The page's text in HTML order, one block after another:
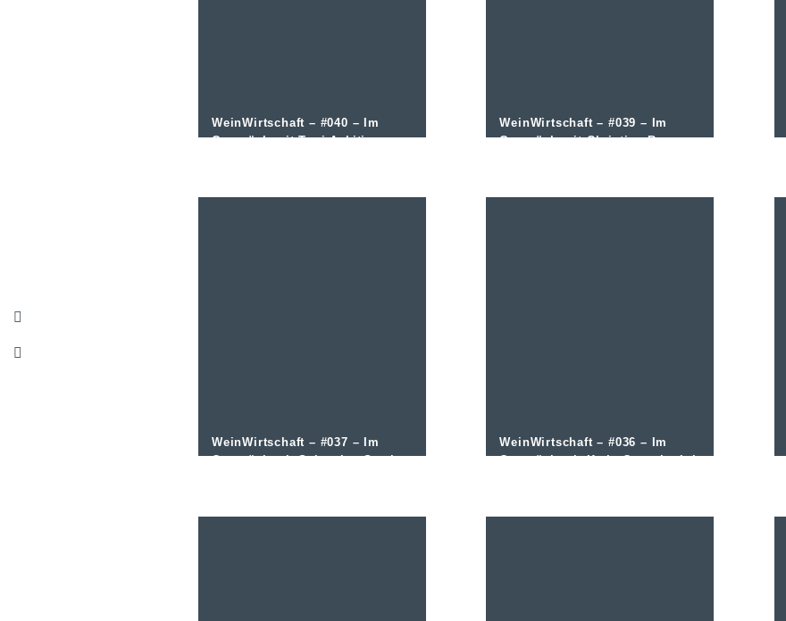
WeinWirtschaft – #040 – Im
Gespräch mit Toni Askitis
WeinWirtschaft – #039 – Im
Gespräch mit Christian Ress
WeinWirtschaft – #037 – Im
Gespräch mit Sebastian Strub
WeinWirtschaft – #036 – Im
Gespräch mit Katja Grenningloh